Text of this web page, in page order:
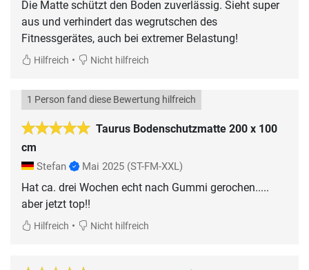
Die Matte schützt den Boden zuverlässig. Sieht super
aus und verhindert das wegrutschen des
Fitnessgerätes, auch bei extremer Belastung!
Hilfreich • Nicht hilfreich
Taurus Bodenschutzmatte 200 x 100
cm
1 Person fand diese Bewertung hilfreich
Stefan Mai 2025 (ST-FM-XXL)
Hat ca. drei Wochen echt nach Gummi gerochen.....
aber jetzt top!!
Hilfreich • Nicht hilfreich